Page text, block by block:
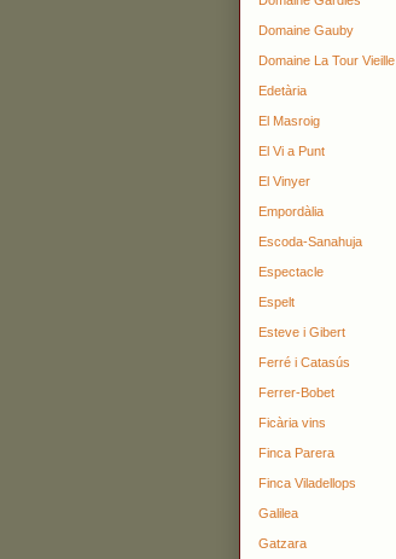
Domaine Gauby
Domaine La Tour Vieille
Edetària
El Masroig
El Vi a Punt
El Vinyer
Empordàlia
Escoda-Sanahuja
Espectacle
Espelt
Esteve i Gibert
Ferré i Catasús
Ferrer-Bobet
Ficària vins
Finca Parera
Finca Viladellops
Galilea
Gatzara